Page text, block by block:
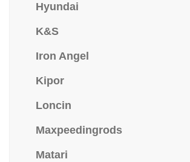
Hyundai
K&S
Iron Angel
Kipor
Loncin
Maxpeedingrods
Matari